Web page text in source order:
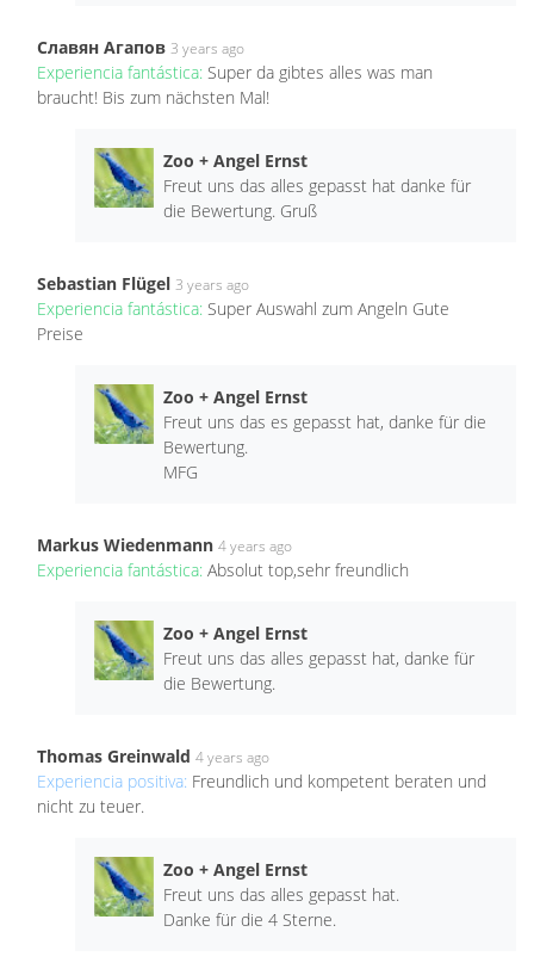
Славян Агапов 3 years ago
Experiencia fantástica: Super da gibtes alles was man
braucht! Bis zum nächsten Mal!
Zoo + Angel Ernst
Freut uns das alles gepasst hat danke für
die Bewertung. Gruß
Sebastian Flügel 3 years ago
Experiencia fantástica: Super Auswahl zum Angeln Gute
Preise
Zoo + Angel Ernst
Freut uns das es gepasst hat, danke für die
Bewertung.
MFG
Markus Wiedenmann 4 years ago
Experiencia fantástica: Absolut top,sehr freundlich
Zoo + Angel Ernst
Freut uns das alles gepasst hat, danke für
die Bewertung.
Thomas Greinwald 4 years ago
Experiencia positiva: Freundlich und kompetent beraten und
nicht zu teuer.
Zoo + Angel Ernst
Freut uns das alles gepasst hat.
Danke für die 4 Sterne.